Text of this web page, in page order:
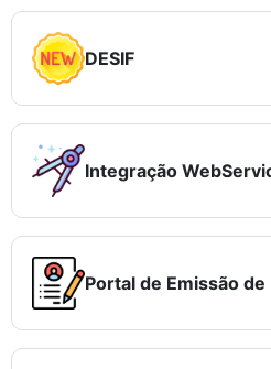
DESIF
Integração
Portal de Emissão de